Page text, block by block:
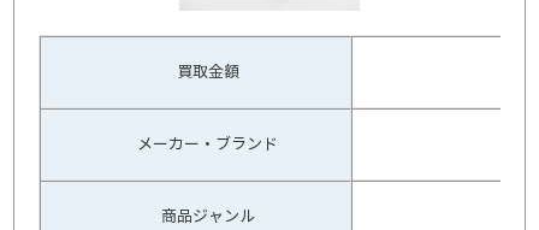
買取金額
メーカー・ブランド
商品ジャンル